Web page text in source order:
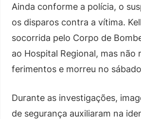
Ainda conforme a polícia, o
os disparos contra a vítima.
socorrida pelo Corpo de
ao Hospital Regional, mas não
ferimentos e morreu no
Durante as investigações,
de segurança auxiliaram na